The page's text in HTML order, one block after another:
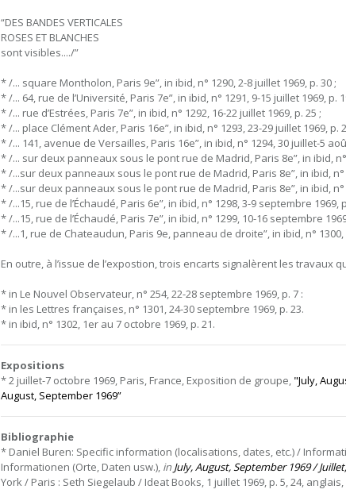
“DES BANDES VERTICALES
ROSES ET BLANCHES
sont visibles..../”
* /... square Montholon, Paris 9e”, in ibid, n° 1290, 2-8 juillet 1969, p. 30 ;
* /... 64, rue de l’Université, Paris 7e”, in ibid, n° 1291, 9-15 juillet 1969, p.
* /... rue d’Estrées, Paris 7e”, in ibid, n° 1292, 16-22 juillet 1969, p. 25 ;
* /... place Clément Ader, Paris 16e”, in ibid, n° 1293, 23-29 juillet 1969, p.
* /... 141, avenue de Versailles, Paris 16e”, in ibid, n° 1294, 30 juillet-5
* /... sur deux panneaux sous le pont rue de Madrid, Paris 8e”, in ibid, n°
* /...sur deux panneaux sous le pont rue de Madrid, Paris 8e”, in ibid, n°
* /...sur deux panneaux sous le pont rue de Madrid, Paris 8e”, in ibid, n°
* /...15, rue de l’Échaudé, Paris 6e”, in ibid, n° 1298, 3-9 septembre 1969,
* /...15, rue de l’Échaudé, Paris 7e”, in ibid, n° 1299, 10-16 septembre
* /...1, rue de Chateaudun, Paris 9e, panneau de droite”, in ibid, n° 1300,
En outre, à l’issue de l’expostion, trois encarts signalèrent les travaux
* in Le Nouvel Observateur, n° 254, 22-28 septembre 1969, p. 7 :
* in les Lettres françaises, n° 1301, 24-30 septembre 1969, p. 23.
* in ibid, n° 1302, 1er au 7 octobre 1969, p. 21.
Expositions
* 2 juillet-7 octobre 1969, Paris, France, Exposition de groupe, "July,
August, September 1969”
Bibliographie
* Daniel Buren: Specific information (localisations, dates, etc.) /
Informationen (Orte, Daten usw.), in July, August, September 1969 /
York / Paris : Seth Siegelaub / Ideat Books, 1 juillet 1969, p. 5, 24,